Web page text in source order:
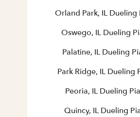
Orland Park, IL Dueling
Oswego, IL Dueling
Palatine, IL Dueling
Park Ridge, IL Dueling
Peoria, IL Dueling
Quincy, IL Dueling